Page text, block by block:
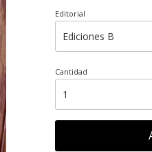
Editorial
Cantidad